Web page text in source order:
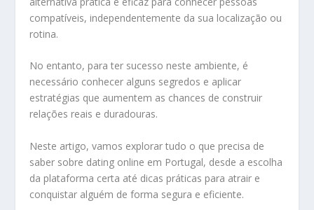
compatíveis, independentemente da sua localização ou
rotina.
No entanto, para ter sucesso neste ambiente, é
necessário conhecer alguns segredos e aplicar
estratégias que aumentem as chances de construir
relações reais e duradouras.
Neste artigo, vamos explorar tudo o que precisa de
saber sobre dating online em Portugal, desde a escolha
da plataforma certa até dicas práticas para atrair e
conquistar alguém de forma segura e eficiente.